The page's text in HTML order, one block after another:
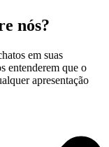
nós?
em suas
entenderem que o
apresentação